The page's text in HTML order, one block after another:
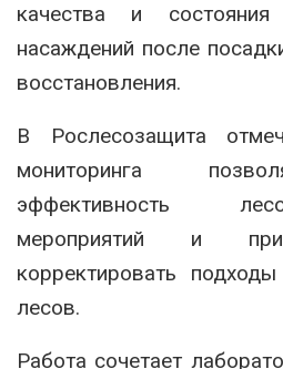
качества и
насаждений после
восстановления.
В Рослесозащита
мониторинга
эффективность
мероприятий и при
корректировать
лесов.
Работа сочетает